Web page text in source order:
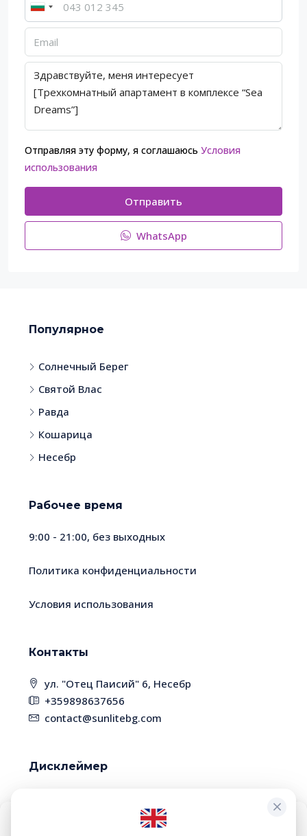
Чтобы обеспечить максимальное удобство, мы используем такие
Отправляя эту форму, я соглашаюсь Условия
использования
Отправить
WhatsApp
Популярное
Солнечный Берег
Святой Влас
Равда
Кошарица
Несебр
Рабочее время
9:00 - 21:00, без выходных
Политика конфиденциальности
Условия использования
Контакты
ул. "Отец Паисий" 6, Несебр
+359898637656
contact@sunlitebg.com
Дисклеймер
некоторые объекты недвижимости могут быть
уже проданы. Пожалуйста, уточняйте наличие